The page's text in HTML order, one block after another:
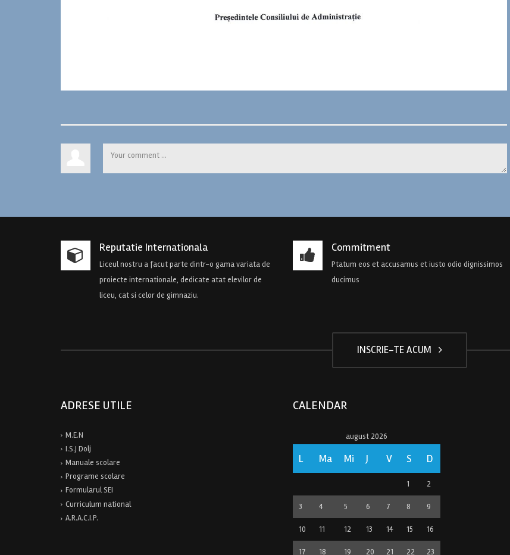
Reputatie Internationala
Liceul nostru a facut parte dintr-o gama variata de
proiecte internationale, dedicate atat elevilor de
liceu, cat si celor de gimnaziu.
Commitment
Ptatum eos et accusamus et iusto odio dignissimos
ducimus
INSCRIE-TE ACUM
ADRESE UTILE
M.E.N
I.S.J Dolj
Manuale scolare
Programe scolare
Formularul SEI
Curriculum national
A.R.A.C.I.P.
CALENDAR
august 2026
L Ma Mi J V S D
1 2
3 4 5 6 7 8 9
10 11 12 13 14 15 16
17 18 19 20 21 22 23